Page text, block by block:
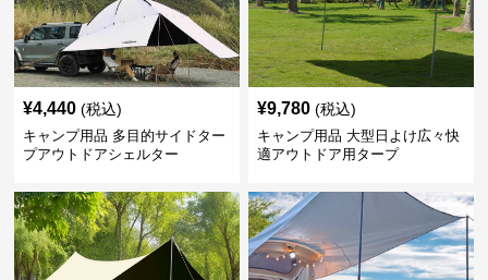
¥4,440 (税込)
キャンプ用品 多目的サイドター
プアウトドアシェルター
¥9,780 (税込)
キャンプ用品 大型日よけ広々快
適アウトドア用タープ